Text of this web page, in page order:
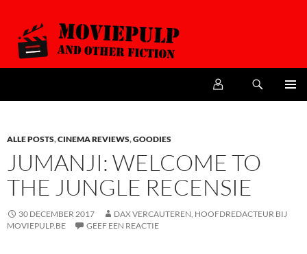
INHOUD
ALLE POSTS,CINEMA REVIEWS,GOODIES
JUMANJI: WELCOME TO
THE JUNGLE RECENSIE
30 DECEMBER 2017
DAX VERCAUTEREN, HOOFDREDACTEUR BIJ
MOVIEPULP.BE
GEEF EEN REACTIE